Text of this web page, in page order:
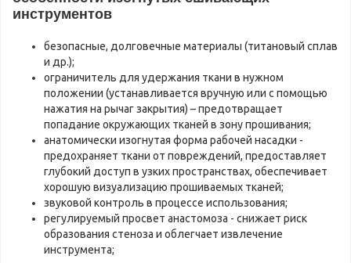
инструментов
безопасные, долговечные материалы (титановый сплав
и др.);
ограничитель для удержания ткани в нужном
положении (устанавливается вручную или с помощью
нажатия на рычаг закрытия) – предотвращает
попадание окружающих тканей в зону прошивания;
анатомически изогнутая форма рабочей насадки -
предохраняет ткани от повреждений, предоставляет
глубокий доступ в узких пространствах, обеспечивает
хорошую визуализацию прошиваемых тканей;
звуковой контроль в процессе использования;
регулируемый просвет анастомоза - снижает риск
образования стеноза и облегчает извлечение
инструмента;